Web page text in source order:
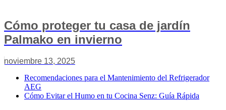
Cómo proteger tu casa de jardín
Palmako en invierno
noviembre 13, 2025
Recomendaciones para el Mantenimiento del Refrigerador
AEG
Cómo Evitar el Humo en tu Cocina Senz: Guía Rápida